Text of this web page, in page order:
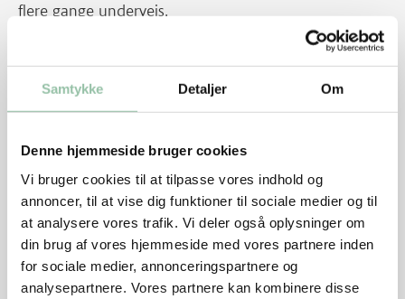
Samtykke Detaljer Om
Denne hjemmeside bruger cookies
Vi bruger cookies til at tilpasse vores indhold og
annoncer, til at vise dig funktioner til sociale medier og til
at analysere vores trafik. Vi deler også oplysninger om
din brug af vores hjemmeside med vores partnere inden
for sociale medier, annonceringspartnere og
analysepartnere. Vores partnere kan kombinere disse
flere gange undervejs.
køkkenrulle.
Skyl persillen og nip stilkene af. Tør persillen
Pil hvidløgsfed og hak dem meget fint sammen med
persillen - brug evt. en food-processor til at hakke de
to ting sammen.
Drys peber og estragon (pulveriser den med
fingerspidserne mens du drysser) over spidsbrystet og
fordel hvidløg og persille ligeligt over hele stykket.